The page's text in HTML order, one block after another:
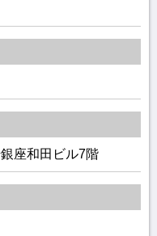
座和田ビル7階